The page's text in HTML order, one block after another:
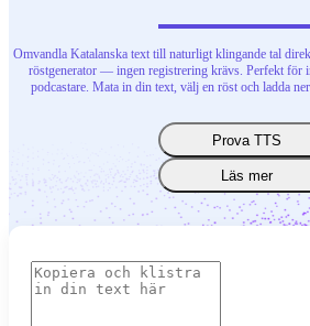
Svenska
Omvandla Katalanska text till naturligt klingande tal
röstgenerator — ingen registrering krävs. Perfekt för
podcastare. Mata in din text, välj en röst och ladda
Prova TTS
Läs mer